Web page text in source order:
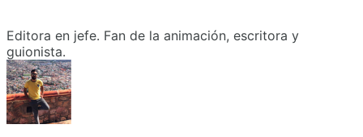
Editora en jefe. Fan de la animación, escritora y
guionista.